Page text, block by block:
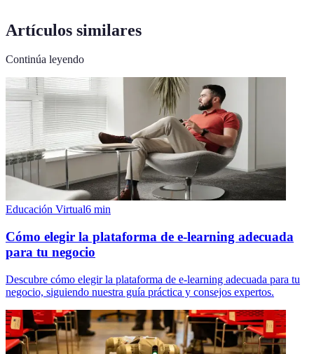
Artículos similares
Continúa leyendo
Educación Virtual6 min
Cómo elegir la plataforma de e-learning adecuada
para tu negocio
Descubre cómo elegir la plataforma de e-learning adecuada para tu
negocio, siguiendo nuestra guía práctica y consejos expertos.